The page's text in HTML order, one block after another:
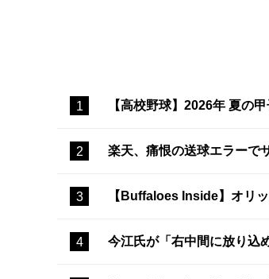
【高校野球】2026年 夏の
楽天、痛恨の送球エラーで
【Buffaloes Inside】オリ
今江氏が「右中間に放り込